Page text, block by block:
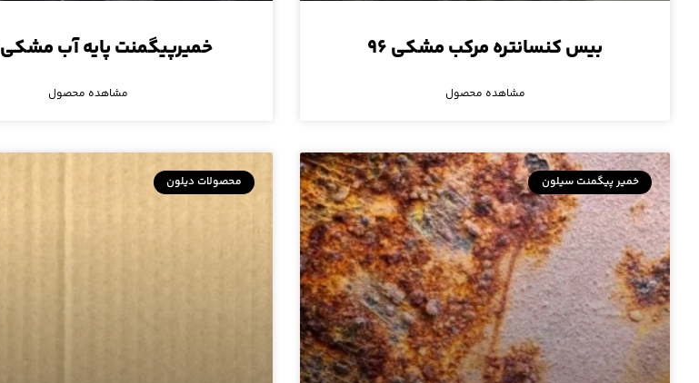
بیس کنسانتره مرکب مشکی ۹۶
مشاهده محصول
خمیرپیگمنت پایه آب مشکی ۱۷۱۰
مشاهده محصول
خمیر پیگمنت سیلون محصولات دیلون